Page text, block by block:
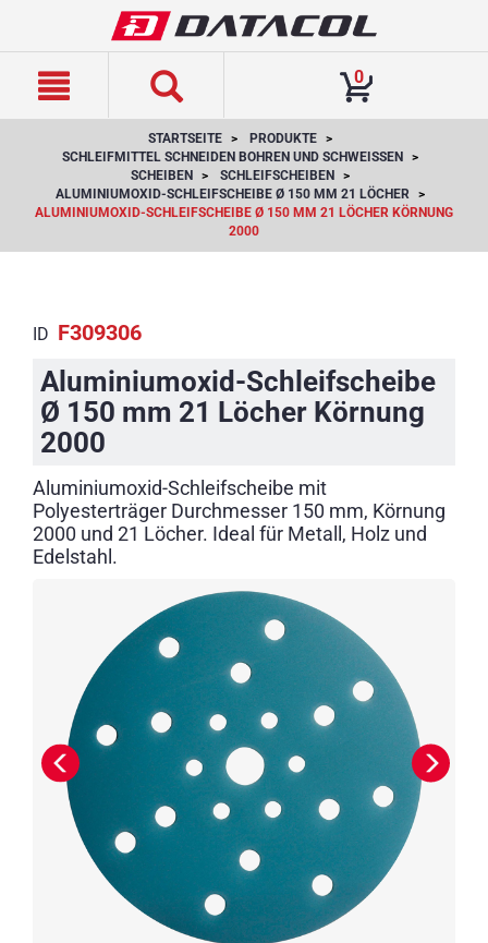
0
STARTSEITE
PRODUKTE
SCHLEIFMITTEL SCHNEIDEN BOHREN UND SCHWEISSEN
SCHEIBEN
SCHLEIFSCHEIBEN
ALUMINIUMOXID-SCHLEIFSCHEIBE Ø 150 MM 21 LÖCHER
ALUMINIUMOXID-SCHLEIFSCHEIBE Ø 150 MM 21 LÖCHER KÖRNUNG
2000
ID F309306
Aluminiumoxid-Schleifscheibe
Ø 150 mm 21 Löcher Körnung
2000
Aluminiumoxid-Schleifscheibe mit
Polyesterträger Durchmesser 150 mm, Körnung
2000 und 21 Löcher. Ideal für Metall, Holz und
Edelstahl.